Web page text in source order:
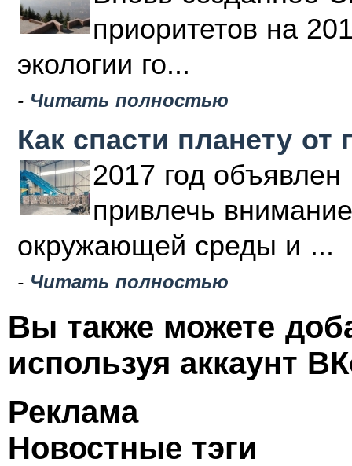
приоритетов на
экологии го...
- Читать полностью
Как спасти планету от
2017 год объявлен
привлечь
окружающей среды и ...
- Читать полностью
Вы также можете
используя аккаунт
Реклама
Новостные тэги